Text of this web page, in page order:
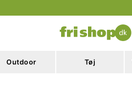
Outdoor Tøj